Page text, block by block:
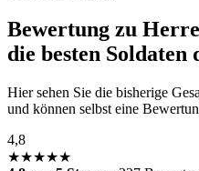
Bewertung zu
die besten Soldaten
Hier sehen Sie die bisherige
und können selbst eine
4,8
★★★★★